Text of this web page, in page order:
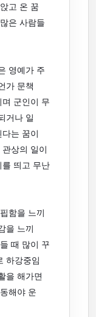
고 온 꿈
은 사람들
영예가 주
가 문책
군인이 무
거나 일
는 꿈이
상의 일이
띄고 무난
함을 느끼
을 느끼
때 많이 꾸
하강중임
을 해가면
해야 운